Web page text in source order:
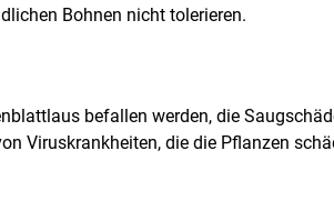
Bohnen nicht tolerieren.
befallen werden, die
Viruskrankheiten, die die Pflanzen